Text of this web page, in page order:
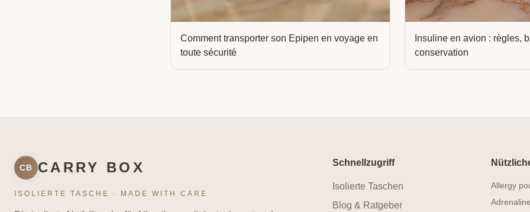
Comment transporter son Epipen en voyage en
toute sécurité
Insuline en avion : règles,
conservation
CB CARRY BOX
ISOLIERTE TASCHE · MADE WITH CARE
Schnellzugriff
Isolierte Taschen
Blog & Ratgeber
Allergy